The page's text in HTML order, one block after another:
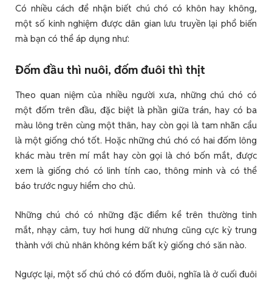
Có nhiều cách để nhận biết chú chó có khôn hay không,
một số kinh nghiệm được dân gian lưu truyền lại phổ biến
mà bạn có thể áp dụng như:
Đốm đầu thì nuôi, đốm đuôi thì thịt
Theo quan niệm của nhiều người xưa, những chú chó có
một đốm trên đầu, đặc biệt là phần giữa trán, hay có ba
màu lông trên cùng một thân, hay còn gọi là tam nhãn cẩu
là một giống chó tốt. Hoặc những chú chó có hai đốm lông
khác màu trên mí mắt hay còn gọi là chó bốn mắt, được
xem là giống chó có linh tính cao, thông minh và có thể
báo trước nguy hiểm cho chủ.
Những chú chó có những đặc điểm kể trên thường tinh
mắt, nhạy cảm, tuy hơi hung dữ nhưng cũng cực kỳ trung
thành với chủ nhân không kém bất kỳ giống chó săn nào.
Ngược lại, một số chú chó có đốm đuôi, nghĩa là ở cuối đuôi